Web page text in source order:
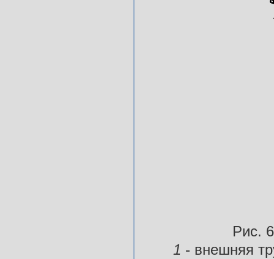
Рис.
1 - внешняя